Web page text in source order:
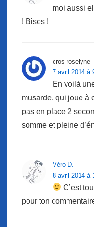
moi aussi
! Bises !
cros roselyne
7 avril 2014 à
En voilà
musarde, qui joue à
pas en place 2
somme et pleine
Véro D.
8 avril 2014 à
C’est
pour ton